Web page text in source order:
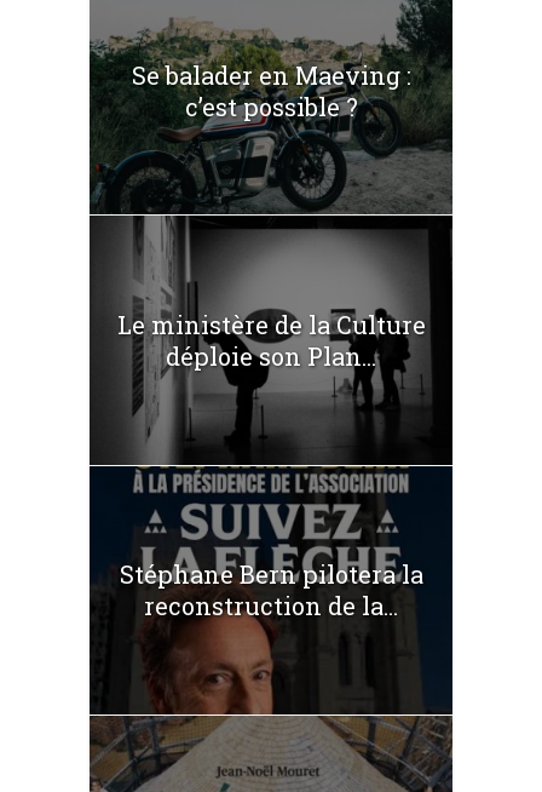
Se balader en Maeving :
c’est possible ?
Le ministère de la Culture
déploie son Plan...
Stéphane Bern pilotera la
reconstruction de la...